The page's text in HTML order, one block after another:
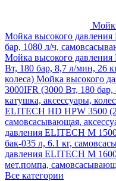
Мойка высокого
бар, 1080 л/ч,
Мойка высокого
Вт, 180 бар, 8,7 л/мин, 26
колеса) Мойка высокого
3000IFR (3000 Вт, 180
катушка, аксессуары,
ELITECH HD HPW 3500
самовсасывающая,
давления ELITECH M
бак-035 л, 6.1 кг,
давления ELITECH М
мет.помпа,
Все категории